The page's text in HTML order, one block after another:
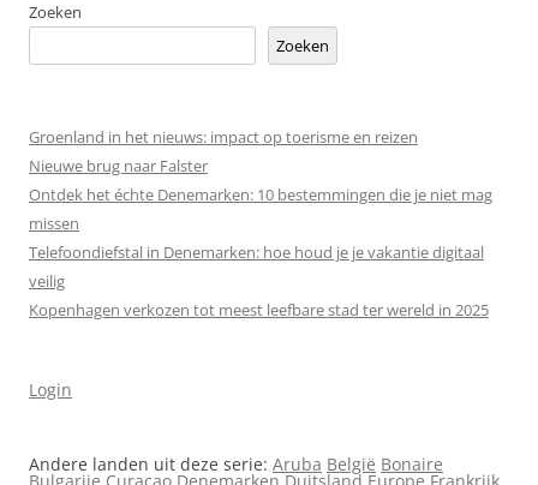
Zoeken
Zoeken
Groenland in het nieuws: impact op toerisme en reizen
Nieuwe brug naar Falster
Ontdek het échte Denemarken: 10 bestemmingen die je niet mag
missen
Telefoondiefstal in Denemarken: hoe houd je je vakantie digitaal
veilig
Kopenhagen verkozen tot meest leefbare stad ter wereld in 2025
Login
Andere landen uit deze serie: Aruba België Bonaire